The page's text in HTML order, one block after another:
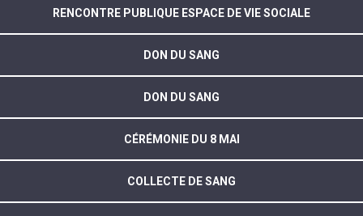
RENCONTRE PUBLIQUE ESPACE DE VIE SOCIALE
DON DU SANG
DON DU SANG
CÉRÉMONIE DU 8 MAI
COLLECTE DE SANG